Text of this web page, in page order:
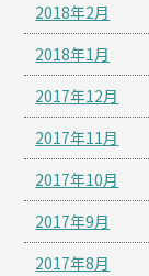
2018年2月
2018年1月
2017年12月
2017年11月
2017年10月
2017年9月
2017年8月